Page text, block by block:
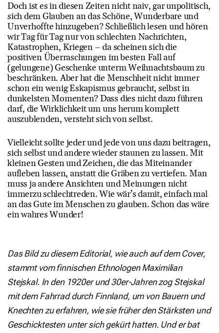
Doch ist es in diesen Zeiten nicht naiv, gar unpolitisch,
sich dem Glauben an das Schöne, Wunderbare und
Unverhoffte hinzugeben? Schließlich lesen und hören
wir Tag für Tag nur von schlechten Nachrichten,
Katastrophen, Kriegen – da scheinen sich die
positiven Überraschungen im besten Fall auf
(gelungene) Geschenke unterm Weihnachtsbaum zu
beschränken. Aber hat die Menschheit nicht immer
schon ein wenig Eskapismus gebraucht, selbst in
dunkelsten Momenten? Dass dies nicht dazu führen
darf, die Wirklichkeit um uns herum komplett
auszublenden, versteht sich von selbst.
Vielleicht sollte jeder und jede von uns dazu beitragen,
sich selbst und andere wieder staunen zu lassen. Mit
kleinen Gesten und Zeichen, die das Miteinander
aufleben lassen, anstatt die Gräben zu vertiefen. Man
muss ja andere Ansichten und Meinungen nicht
immerzu schlechtreden. Wie wär’s damit, einfach mal
an das Gute im Menschen zu glauben. Schon das wäre
ein wahres Wunder!
Das Bild zu diesem Editorial, wie auch auf dem Cover,
stammt vom finnischen Ethnologen Maximilian
Stejskal. In den 1920er und 30er-Jahren zog Stejskal
mit dem Fahrrad durch Finnland, um von Bauern und
Knechten zu erfahren, wie sie früher den Stärksten und
Geschicktesten unter sich gekürt hatten. Und er bat